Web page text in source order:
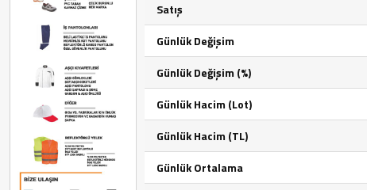
Satış
Günlük Değişim
Günlük Değişim (%)
Günlük Hacim (Lot)
Günlük Hacim (TL)
Günlük Ortalama